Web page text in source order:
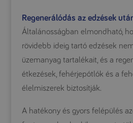
Regenerálódás az edzések
Általánosságban elmondható,
rövidebb ideig tartó edzések
üzemanyag tartalékait, és a
étkezések, fehérjepótlók és a
élelmiszerek biztosítják.
A hatékony és gyors felépülés